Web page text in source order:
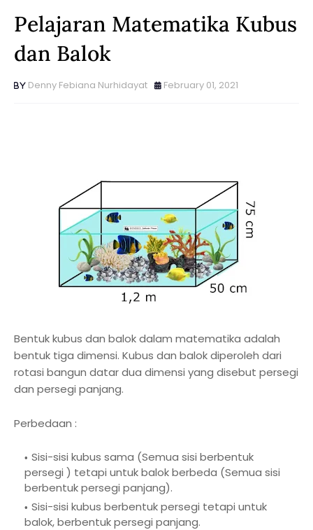
Pelajaran Matematika Kubus
dan Balok
Denny Febiana Nurhidayat February 01, 2021
Bentuk kubus dan balok dalam matematika adalah
bentuk tiga dimensi. Kubus dan balok diperoleh dari
rotasi bangun datar dua dimensi yang disebut persegi
dan persegi panjang.
Perbedaan :
Sisi-sisi kubus sama (Semua sisi berbentuk
persegi ) tetapi untuk balok berbeda (Semua sisi
berbentuk persegi panjang).
Sisi-sisi kubus berbentuk persegi tetapi untuk
balok, berbentuk persegi panjang.